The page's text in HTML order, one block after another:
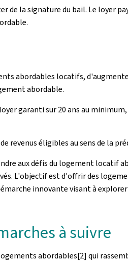
la signature du bail. Le loyer
abordables locatifs,
abordable.
garanti sur 20 ans au
revenus éligibles au sens de la
aux défis du logement locatif
L'objectif est d'offrir des
innovante visant à
à suivre
abordables[2] qui